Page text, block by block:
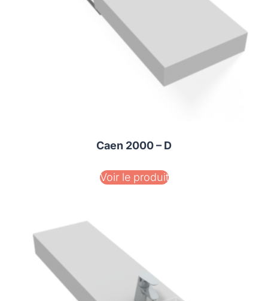
Caen 2000 – D
Voir le produit